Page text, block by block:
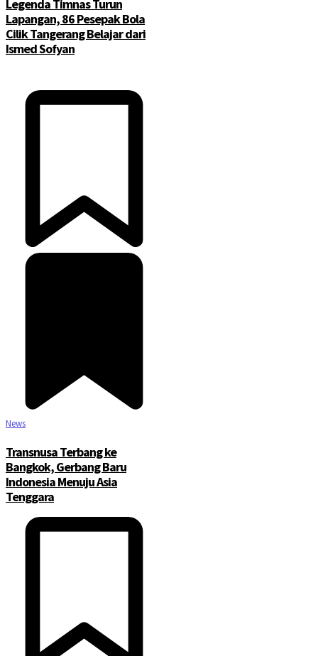
Legenda Timnas Turun
Lapangan, 86 Pesepak Bola
Cilik Tangerang Belajar dari
Ismed Sofyan
News
Transnusa Terbang ke
Bangkok, Gerbang Baru
Indonesia Menuju Asia
Tenggara